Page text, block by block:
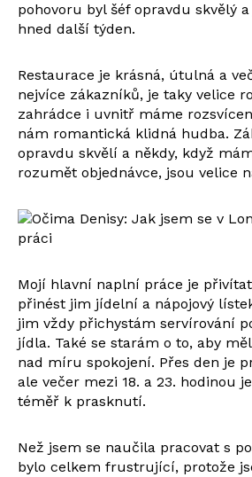
pohovoru byl šéf opravdu skvělý
hned další týden.
Restaurace je krásná, útulná a
nejvíce zákazníků, je taky velice
zahrádce i uvnitř máme
nám romantická klidná hudba.
opravdu skvělí a někdy, když
rozumět objednávce, jsou velice
Mojí hlavní naplní práce je
přinést jim jídelní a nápojový
jim vždy přichystám servírování
jídla. Také se starám o to, aby
nad míru spokojení. Přes den je
ale večer mezi 18. a 23. hodinou
téměř k prasknutí.
Než jsem se naučila pracovat s
bylo celkem frustrující, protože